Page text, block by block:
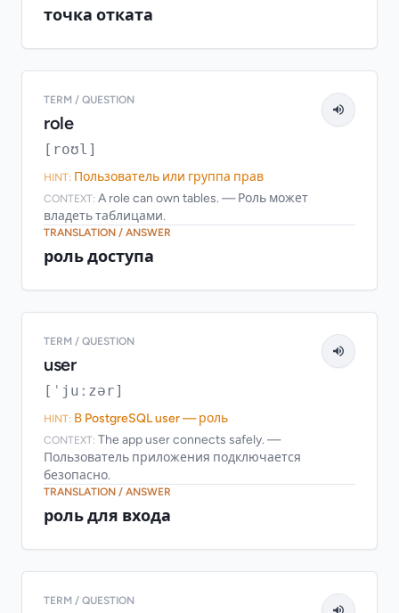
точка отката
TERM / QUESTION
role
[roʊl]
HINT: Пользователь или группа прав
CONTEXT: A role can own tables. — Роль может
владеть таблицами.
TRANSLATION / ANSWER
роль доступа
TERM / QUESTION
user
[ˈjuːzər]
HINT: В PostgreSQL user — роль
CONTEXT: The app user connects safely. —
Пользователь приложения подключается
безопасно.
TRANSLATION / ANSWER
роль для входа
TERM / QUESTION